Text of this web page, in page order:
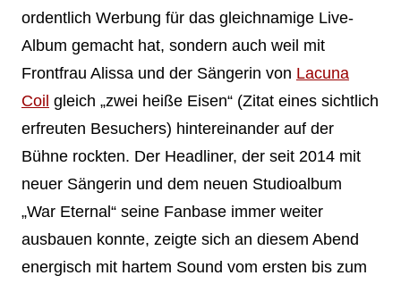
ordentlich Werbung für das gleichnamige Live-
Album gemacht hat, sondern auch weil mit
Frontfrau Alissa und der Sängerin von Lacuna
Coil gleich „zwei heiße Eisen“ (Zitat eines sichtlich
erfreuten Besuchers) hintereinander auf der
Bühne rockten. Der Headliner, der seit 2014 mit
neuer Sängerin und dem neuen Studioalbum
„War Eternal“ seine Fanbase immer weiter
ausbauen konnte, zeigte sich an diesem Abend
energisch mit hartem Sound vom ersten bis zum